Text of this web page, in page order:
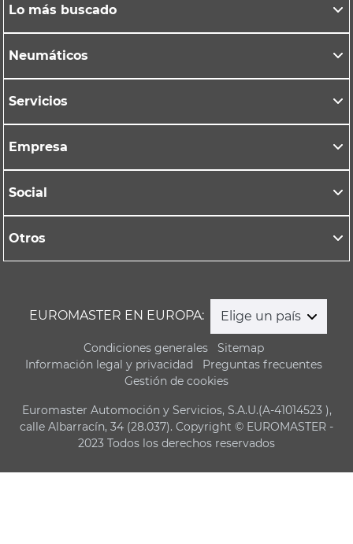
Lo más buscado
Neumáticos
Servicios
Empresa
Social
Otros
EUROMASTER EN EUROPA: Elige un país
Condiciones generales
Sitemap
Información legal y privacidad
Preguntas frecuentes
Gestión de cookies
Euromaster Automoción y Servicios, S.A.U.(A-41014523 ),
calle Albarracín, 34 (28.037). Copyright © EUROMASTER -
2023 Todos los derechos reservados